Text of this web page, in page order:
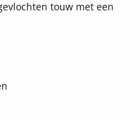
touw met een